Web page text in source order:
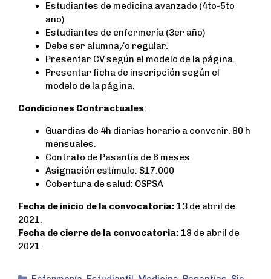
Estudiantes de medicina avanzado (4to-5to
año)
Estudiantes de enfermería (3er año)
Debe ser alumna/o regular.
Presentar CV según el modelo de la página.
Presentar ficha de inscripción según el
modelo de la página.
Condiciones Contractuales:
Guardias de 4h diarias horario a convenir. 80 h
mensuales.
Contrato de Pasantía de 6 meses
Asignación estímulo: $17.000
Cobertura de salud: OSPSA
Fecha de inicio de la convocatoria: 13 de abril de
2021.
Fecha de cierre de la convocatoria: 18 de abril de
2021.